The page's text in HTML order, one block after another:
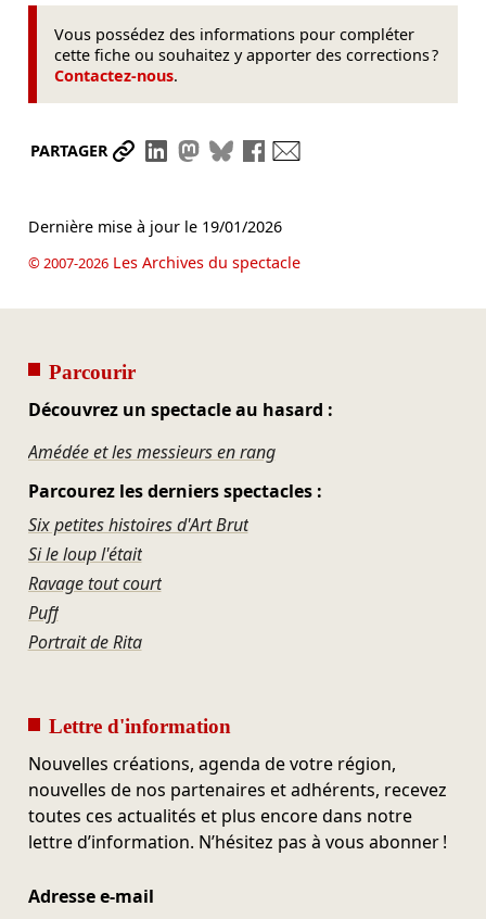
Vous possédez des informations pour compléter
cette fiche ou souhaitez y apporter des corrections ?
Contactez-nous.
PARTAGER Partager le lien
Partager sur LinkedIn
Partager sur Mastodon
Partager sur Bluesky
Partager sur Facebook
Dernière mise à jour le 19/01/2026
© 2007-2026Les Archives du spectacle
Parcourir
Découvrez un spectacle au hasard :
Amédée et les messieurs en rang
Parcourez les derniers spectacles :
Six petites histoires d'Art Brut
Si le loup l'était
Ravage tout court
Puff
Portrait de Rita
Lettre d'information
Nouvelles créations, agenda de votre région,
nouvelles de nos partenaires et adhérents, recevez
toutes ces actualités et plus encore dans notre
lettre d’information. N’hésitez pas à vous abonner !
Adresse e-mail